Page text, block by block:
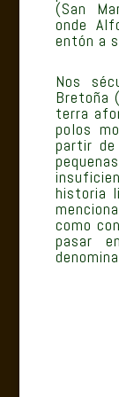
(San
onde
entón a
Nos
Bretoña
terra
polos
partir
historia
como
pasar